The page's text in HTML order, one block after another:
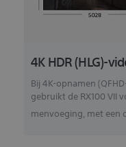
4K HDR (HLG)-
Bij 4K-opnamen
gebruikt de RX100 VII
menvoeging, met een